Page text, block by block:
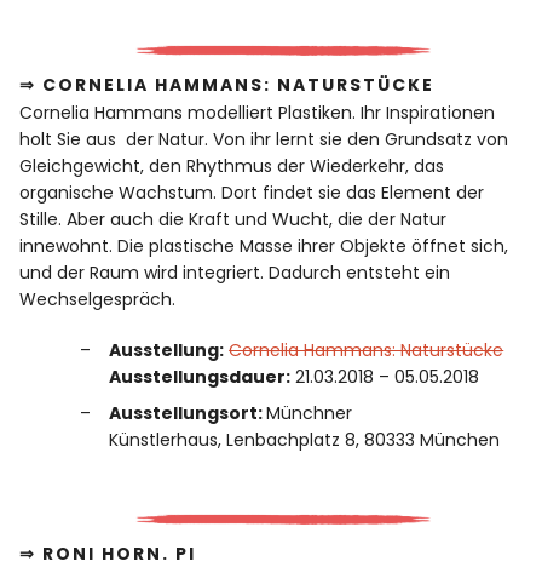
⇒ CORNELIA HAMMANS: NATURSTÜCKE
Cornelia Hammans modelliert Plastiken. Ihr Inspirationen
holt Sie aus der Natur. Von ihr lernt sie den Grundsatz von
Gleichgewicht, den Rhythmus der Wiederkehr, das
organische Wachstum. Dort findet sie das Element der
Stille. Aber auch die Kraft und Wucht, die der Natur
innewohnt. Die plastische Masse ihrer Objekte öffnet sich,
und der Raum wird integriert. Dadurch entsteht ein
Wechselgespräch.
Ausstellung: Cornelia Hammans: Naturstücke
Ausstellungsdauer: 21.03.2018 – 05.05.2018
Ausstellungsort:Münchner
Künstlerhaus, Lenbachplatz 8, 80333 München
⇒ RONI HORN. PI